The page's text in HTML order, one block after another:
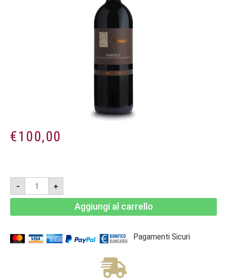
€100,00
-
Barolo
DOCG
Mosconi
2021
+
Aggiungi al carrello
Pagamenti Sicuri